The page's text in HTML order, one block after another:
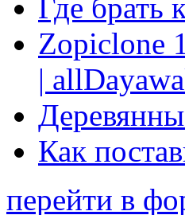
Где брать
Zopiclone
|
Как
перейти в